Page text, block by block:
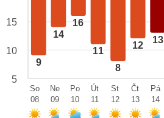
9
14
16
11
8
12
13
15
10
5
So
08
Ne
09
Po
10
Út
11
St
12
Čt
13
Pá
14